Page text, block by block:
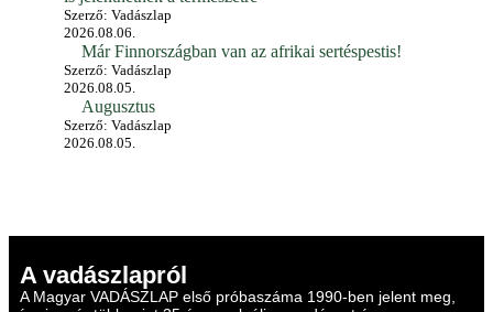
Szerző: Vadászlap
2026.08.06.
Már Finnországban van az afrikai sertéspestis!
Szerző: Vadászlap
2026.08.05.
Augusztus
Szerző: Vadászlap
2026.08.05.
A vadászlapról
A Magyar VADÁSZLAP első próbaszáma 1990-ben jelent meg,